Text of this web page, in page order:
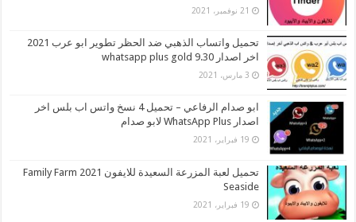
21 نوفمبر، 2021
تحميل واتساب الذهبي ضد الحظر تطوير ابو عرب 2021
اخر اصدار whatsapp plus gold 9.30
3 مارس، 2021
ابو صدام الرفاعي – تحميل 4 نسخ واتس اب بلس اخر
اصدار WhatsApp Plus لابو صدام
19 فبراير، 2021
تحميل لعبة المزرعة السعيدة للايفون 2021 Family Farm
Seaside
19 فبراير، 2021